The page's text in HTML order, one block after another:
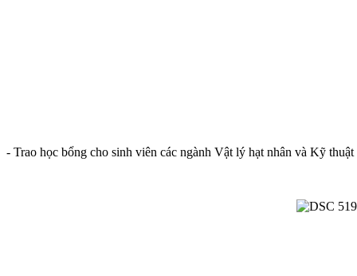
- Trao học bổng cho sinh viên các ngành Vật lý hạt nhân và Kỹ thuật